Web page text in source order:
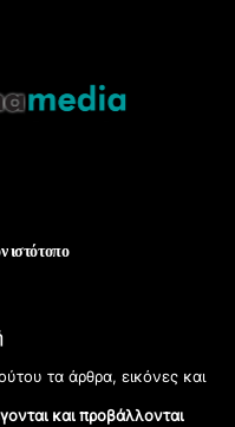
ιστότοπο
τα άρθρα, εικόνες και
και προβάλλονται